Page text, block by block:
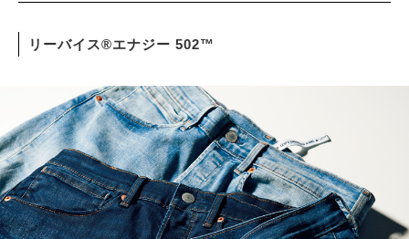
リーバイス®エナジー 502™
ABOUT SITE
サイトマップ